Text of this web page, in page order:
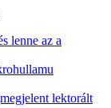
lenne az a
lektorált